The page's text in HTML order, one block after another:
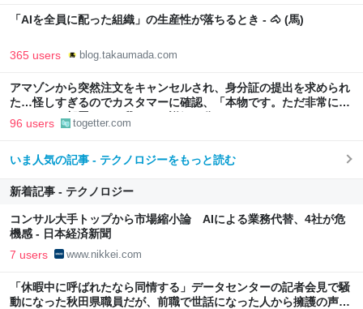
「AIを全員に配った組織」の生産性が落ちるとき - 🐴 (馬)
365 users blog.takaumada.com
アマゾンから突然注文をキャンセルされ、身分証の提出を求められ
た…怪しすぎるのでカスタマーに確認、「本物です。ただ非常に高
いレベルの部署なので我々にも詳細は分かりません」とのこと
96 users togetter.com
いま人気の記事 - テクノロジーをもっと読む
新着記事 - テクノロジー
コンサル大手トップから市場縮小論 AIによる業務代替、4社が危
機感 - 日本経済新聞
7 users www.nikkei.com
「休暇中に呼ばれたなら同情する」データセンターの記者会見で騒
動になった秋田県職員だが、前職で世話になった人から擁護の声